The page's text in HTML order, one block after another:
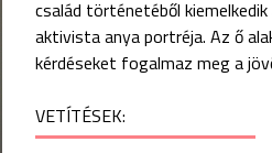
család történetéből
aktivista anya portréja. Az ő
kérdéseket fogalmaz meg a
VETÍTÉSEK: